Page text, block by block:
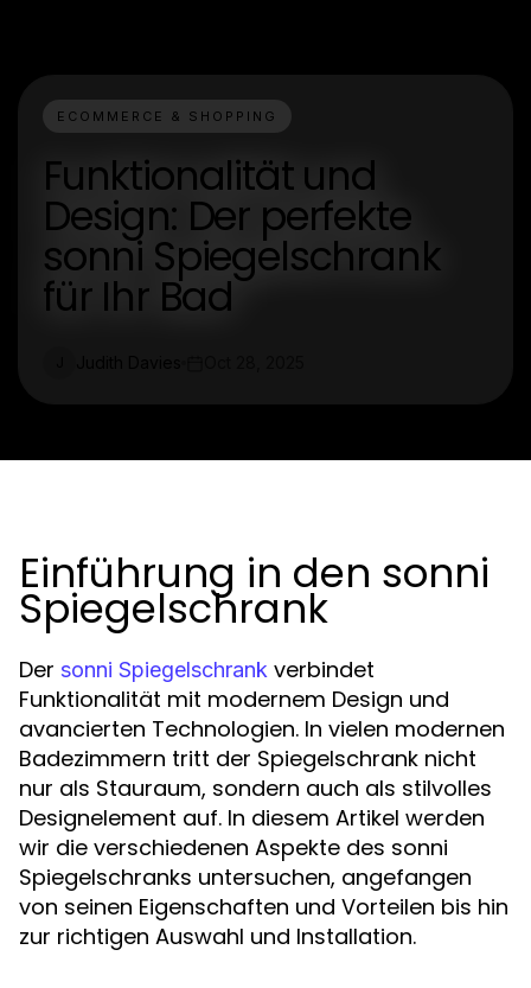
ECOMMERCE & SHOPPING
Funktionalität und
Design: Der perfekte
sonni Spiegelschrank
für Ihr Bad
Einführung in den sonni
Spiegelschrank
Der sonni Spiegelschrank verbindet
Funktionalität mit modernem Design und
avancierten Technologien. In vielen modernen
Badezimmern tritt der Spiegelschrank nicht
nur als Stauraum, sondern auch als stilvolles
Designelement auf. In diesem Artikel werden
wir die verschiedenen Aspekte des sonni
Spiegelschranks untersuchen, angefangen
von seinen Eigenschaften und Vorteilen bis hin
zur richtigen Auswahl und Installation.